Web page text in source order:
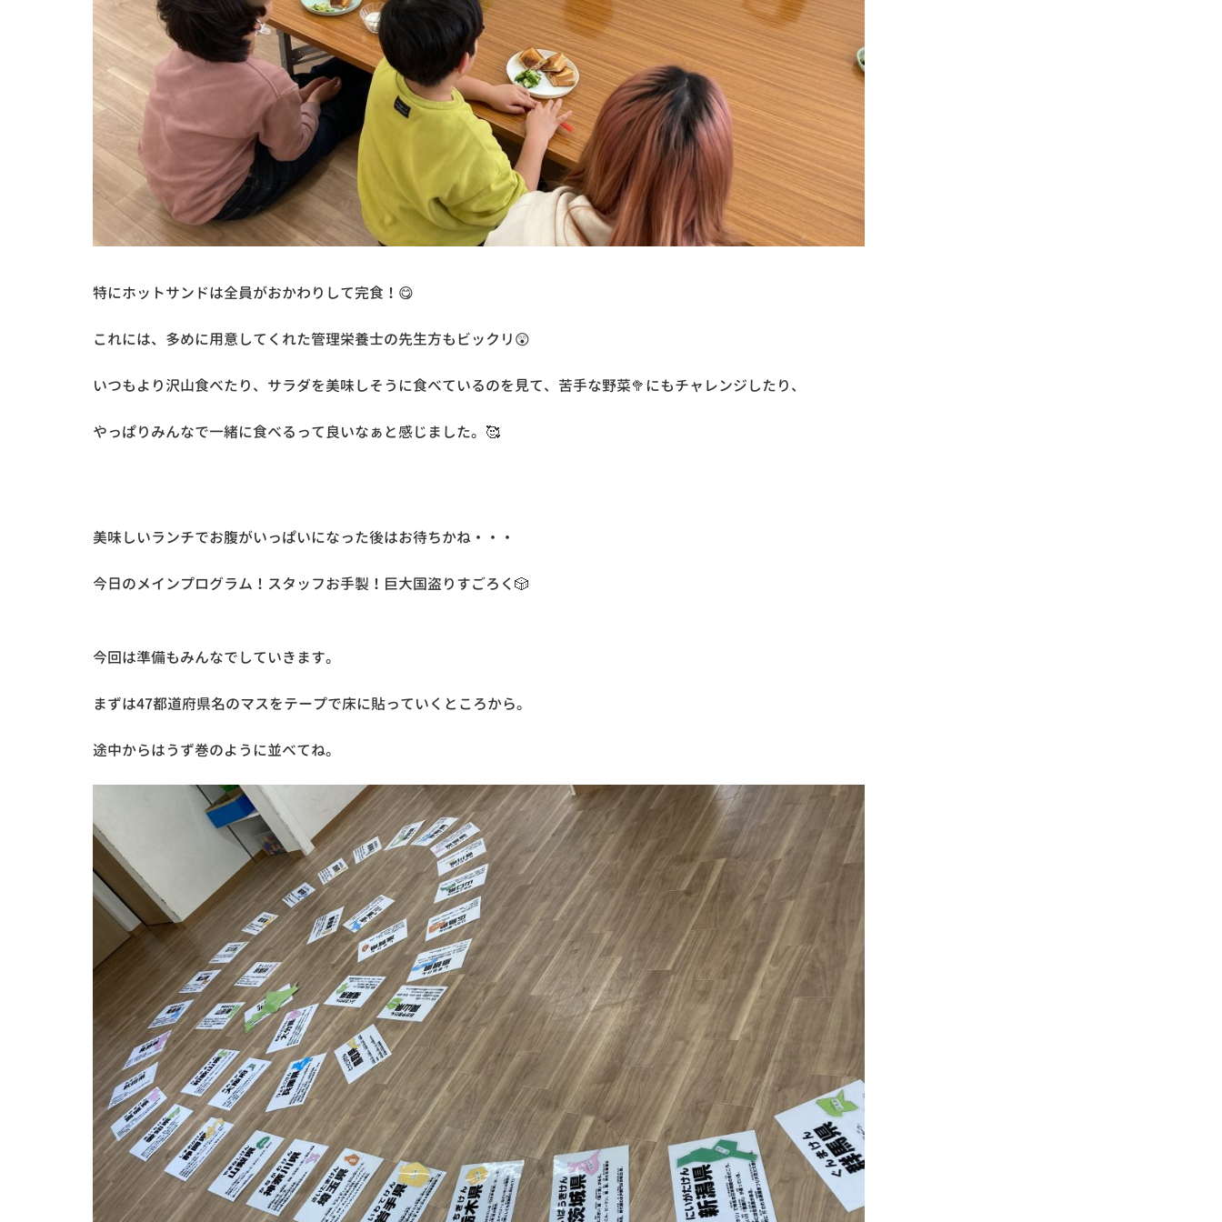
特にホットサンドは全員がおかわりして完食！😋
これには、多めに用意してくれた管理栄養士の先生方もビックリ😲
いつもより沢山食べたり、サラダを美味しそうに食べているのを見て、苦手な野菜🥦にもチャレンジしたり、
やっぱりみんなで一緒に食べるって良いなぁと感じました。🥰
美味しいランチでお腹がいっぱいになった後はお待ちかね・・・
今日のメインプログラム！スタッフお手製！巨大国盗りすごろく🎲
今回は準備もみんなでしていきます。
まずは47都道府県名のマスをテープで床に貼っていくところから。
途中からはうず巻のように並べてね。